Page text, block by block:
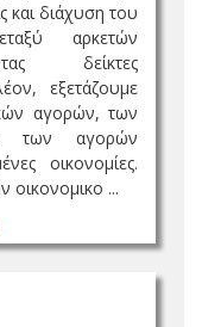
και διάχυση του
αρκετών
δείκτες
εξετάζουμε
αγορών, των
των αγορών
οικονομίες.
οικονομικο ...